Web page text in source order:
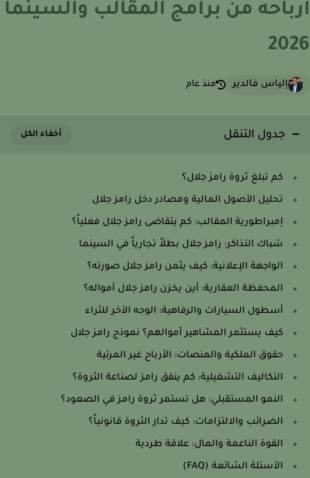
من برامج المقالب والسينما
إلياس فالدير منذ عام
جدول التنقل
كم تبلغ ثروة رامز جلال؟
تحليل الأصول المالية ومصادر دخل رامز جلال
إمبراطورية المقالب: كم يتقاضى رامز جلال فعلياً؟
شباك التذاكر: رامز جلال بطلاً تجارياً في السينما
الواجهة الإعلانية: كيف يثمن رامز جلال صورته؟
المحفظة العقارية: أين يخزن رامز جلال أمواله؟
أسطول السيارات والرفاهية: الوجه الآخر للثراء
كيف يستثمر المشاهير أموالهم؟ نموذج رامز جلال
حقوق الملكية والمنصات: الأرباح غير المرئية
التكاليف التشغيلية: كم ينفق رامز لصناعة الثروة؟
النمو المستقبلي: هل تستمر ثروة رامز في الصعود؟
الضرائب والالتزامات: كيف تدار الثروة قانونياً؟
القوة الناعمة والمال: علاقة طردية
الأسئلة الشائعة (FAQ)